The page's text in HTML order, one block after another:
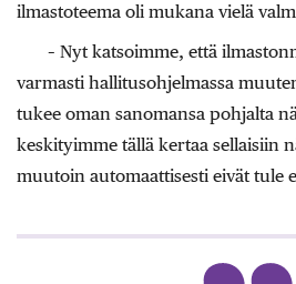
ilmastoteema oli mukana vielä
– Nyt katsoimme, että
varmasti hallitusohjelmassa
tukee oman sanomansa pohjalta
keskityimme tällä kertaa sellaisiin
muutoin automaattisesti eivät tule